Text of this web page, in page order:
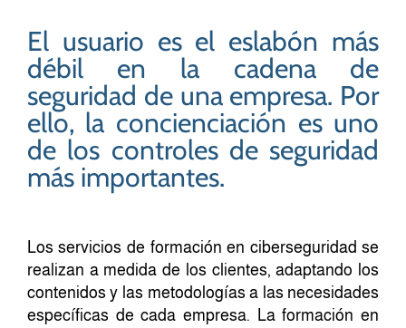
El usuario es el eslabón más
débil en la cadena de
seguridad de una empresa. Por
ello, la concienciación es uno
de los controles de seguridad
más importantes.
Los servicios de formación en ciberseguridad se
realizan a medida de los clientes, adaptando los
contenidos y las metodologías a las necesidades
específicas de cada empresa. La formación en